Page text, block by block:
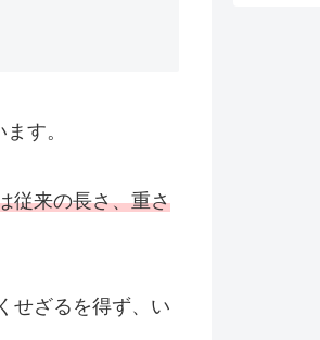
す。
従来の長さ、重さ
せざるを得ず、い